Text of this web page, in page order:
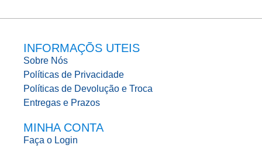
INFORMAÇÕS UTEIS
Sobre Nós
Políticas de Privacidade
Políticas de Devolução e Troca
Entregas e Prazos
MINHA CONTA
Faça o Login